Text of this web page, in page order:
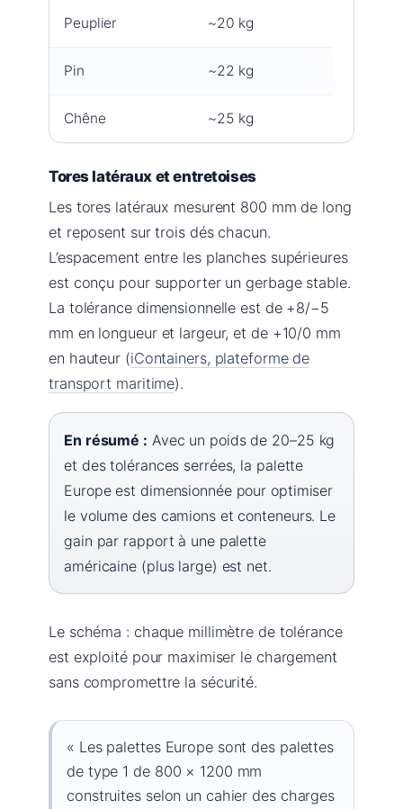
Peuplier ~20 kg
Pin ~22 kg
Chêne ~25 kg
Tores latéraux et entretoises
Les tores latéraux mesurent 800 mm de long
et reposent sur trois dés chacun.
L’espacement entre les planches supérieures
est conçu pour supporter un gerbage stable.
La tolérance dimensionnelle est de +8/−5
mm en longueur et largeur, et de +10/0 mm
en hauteur (iContainers, plateforme de
transport maritime).
En résumé : Avec un poids de 20–25 kg
et des tolérances serrées, la palette
Europe est dimensionnée pour optimiser
le volume des camions et conteneurs. Le
gain par rapport à une palette
américaine (plus large) est net.
Le schéma : chaque millimètre de tolérance
est exploité pour maximiser le chargement
sans compromettre la sécurité.
« Les palettes Europe sont des palettes
de type 1 de 800 × 1200 mm
construites selon un cahier des charges